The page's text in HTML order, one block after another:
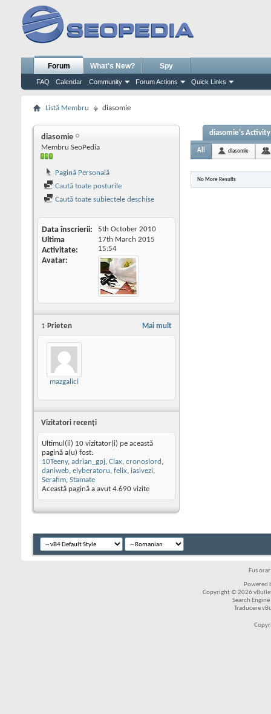
Forum
FAQ Calendar Community Forum Actions Quick Links
What's New? Spy
Listă Membru diasomie
diasomie
Membru SeoPedia
Pagină Personală
Caută toate posturile
Caută toate subiectele deschise
Data înscrierii 5th October 2010
Ultima
Activitate
17th March 2015
15:54
Avatar
Mai mult
1 Prieten
mazgalici
Vizitatori recenţi
Ultimul(ii) 10 vizitator(i) pe această
pagină a(u) fost:
10Teeny, adrian_gpj, Clax, cronoslord ,
daniweb, elyberatoru, felix, iasivezi,
Serafim, Stamate
Această pagină a avut 4.690 vizite
diasomie's Activity
All diasomie
No More Results
Fus
Powered
Copyright © 2026
Search
Traducere